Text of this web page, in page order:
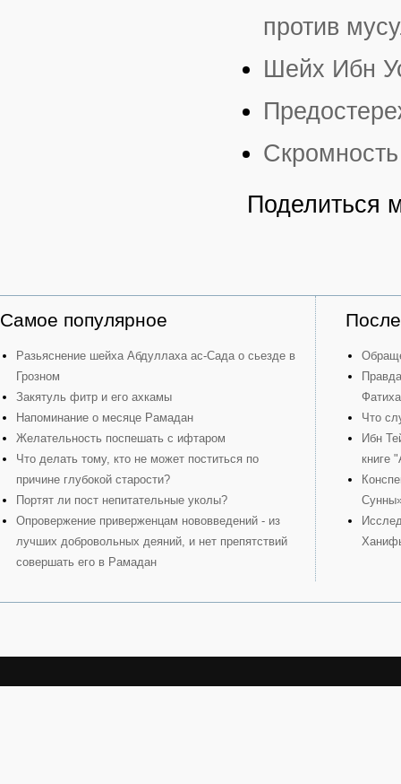
против
Шейх Ибн
Поделиться
Самое популярное
Разьяснение шейха Абдуллаха ас-Сада о сьезде в
Грозном
Закятуль фитр и его ахкамы
Напоминание о месяце Рамадан
Желательность поспешать с ифтаром
Что делать тому, кто не может поститься по
причине глубокой старости?
Портят ли пост непитательные уколы?
Опровержение приверженцам нововведений - из
лучших добровольных деяний, и нет препятствий
совершать его в Рамадан
Что
Ибн
книге